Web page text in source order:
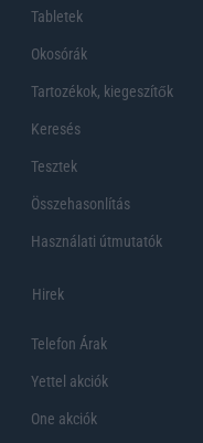
Tabletek
Okosórák
Tartozékok, kiegeszítők
Keresés
Tesztek
Összehasonlítás
Használati útmutatók
Hirek
Telefon Árak
Yettel akciók
One akciók